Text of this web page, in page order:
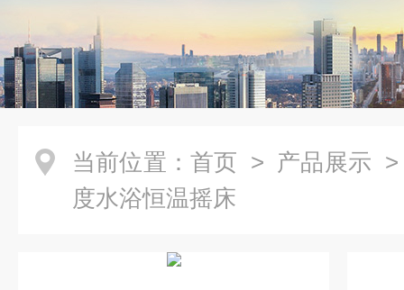
当前位置： 首页 > 产品展示
度水浴恒温摇床